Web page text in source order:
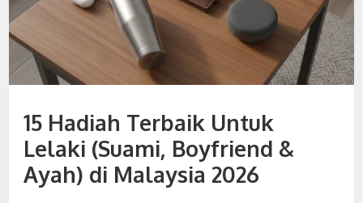
15 Hadiah Terbaik Untuk
Lelaki (Suami, Boyfriend &
Ayah) di Malaysia 2026